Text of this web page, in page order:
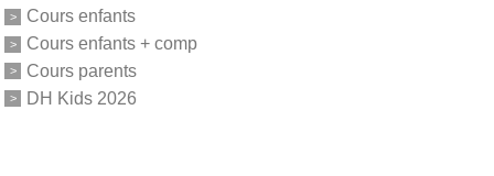
Cours enfants
Cours enfants + comp
Cours parents
DH Kids 2026